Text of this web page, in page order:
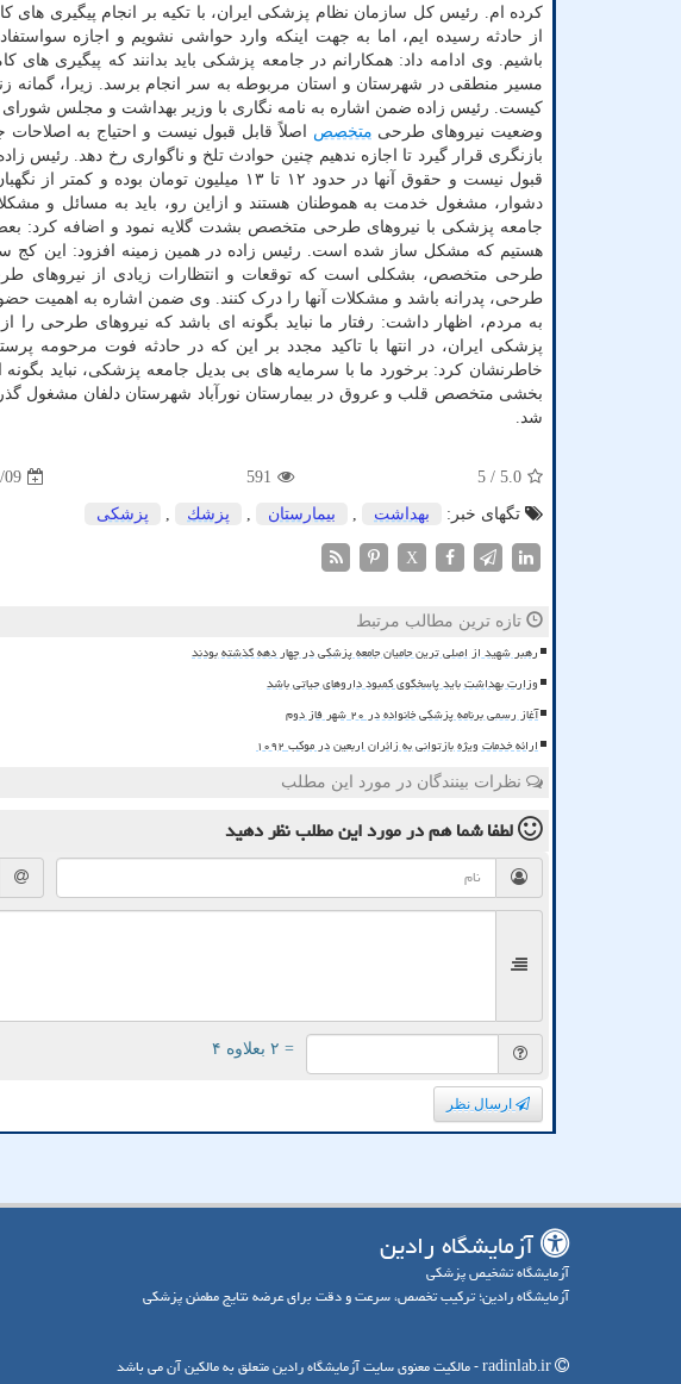
کرده ام. رئیس کل سازمان نظام پزشکی ایران، با تکیه بر انجام پیگیری های
از حادثه رسیده ایم، اما به جهت اینکه وارد حواشی نشویم و اجازه
باشیم. وی ادامه داد: همکارانم در جامعه پزشکی باید بدانند که پیگیری های
مسیر منطقی در شهرستان و استان مربوطه به سر انجام برسد. زیرا، گمانه
کیست. رئیس زاده ضمن اشاره به نامه نگاری با وزیر بهداشت و مجلس
وضعیت نیروهای طرحی متخصص اصلاً قابل قبول نیست و احتیاج به
بازنگری قرار گیرد تا اجازه ندهیم چنین حوادث تلخ و ناگواری رخ دهد.
قبول نیست و حقوق آنها در حدود ۱۲ تا ۱۳
دشوار، مشغول خدمت به هموطنان هستند و ازاین رو، باید به مسائل و
جامعه پزشکی با نیروهای طرحی متخصص بشدت گلایه نمود و اضافه کرد:
هستیم که مشکل ساز شده است. رئیس زاده در همین زمینه افزود: این کج
طرحی متخصص، بشکلی است که توقعات و انتظارات زیادی از نیروهای طرحی
طرحی، پدرانه باشد و مشکلات آنها را درک کنند. وی ضمن اشاره به
به مردم، اظهار داشت: رفتار ما نباید بگونه ای باشد که نیروهای طرحی
پزشکی ایران، در انتها با تاکید مجدد بر این که در حادثه فوت
خاطرنشان کرد: برخورد ما با سرمایه های بی بدیل جامعه پزشکی، نباید
شد.
5.0
/ 5
591
09
تگهای خبر:
بهداشت بیمارستان پزشك پزشكی
X
تازه ترین مطالب مرتبط
رهبر شهید از اصلی ترین حامیان جامعه پزشکی در چهار دهه گذشته بودند
وزارت بهداشت باید پاسخگوی کمبود داروهای حیاتی باشد
آغاز رسمی برنامه پزشکی خانواده در ۲۰ شهر فاز دوم
ارائه خدمات ویژه بازتوانی به زائران اربعین در موکب ۱۰۹۲
نظرات بینندگان در مورد این مطلب
لطفا شما همدر مورد این مطلبنظر دهید
= ۲ بعلاوه ۴
ارسال نظر
آزمایشگاه رادین
آزمایشگاه تشخیص پزشکی
آزمایشگاه رادین؛ ترکیب تخصص، سرعت و دقت برای عرضه نتایج مطمئن پزشکی